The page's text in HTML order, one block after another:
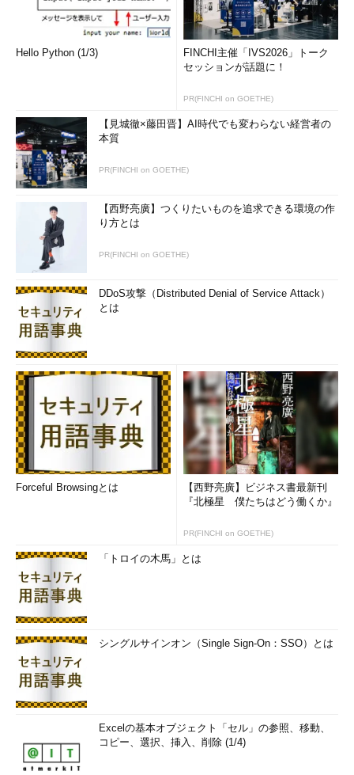
た。将来デバイス・ドライバのバージョンが更新
されれば、利用できるようになる可能性がある。
GPUが利用できないシステムの場合はこ
のように、チェック・ボックスがオンになり、さ
らにこの項目自体がグレーアウトしていて、変更
GPUの有無でどの程度描画速度に差が出るかは実行するWebア
プリケーションに大きく依存する。動画や（SVGによる）3Dな
どを利用していないWebサイトならば、GPUがなくてもほとんど
差は出ない。以下は前回紹介した、IE9関連の情報サイトであ
る。このページの右下にある「注目のサイト」というリンクに、
速度テストのためのサイトがいくつか登録されている。
Beauty of the Web（IE9向け特設サイト）
この中からいくつかのサイトを使って速度を測定してみよう。
WebVizBenchの実行例
これは「 WebVizBench
」サイトの実行例。CPUは
Core i7-950、GPUはRadeon HD6850を利用し、
GPU機能をオン／オフして速度を測定した。
結果は次の通りである。
テスト・サイ
ト
WebVizBench
スコア6630
スコア4160
サイズ：900×601ドット、
Fish Tank
Demo
分、613回転
／分
分、610回転
／分
種類の絵柄を回転させるテス
ト
IE9の描画速度の測定結果
Hello Python (1/3)
FINCHI主催「IVS2026」トーク
セッションが話題に！
PR(FINCHI on GOETHE)
【見城徹×藤田晋】AI時代でも変わらない経営者の
本質
PR(FINCHI on GOETHE)
【西野亮廣】つくりたいものを追求できる環境の作
り方とは
PR(FINCHI on GOETHE)
DDoS攻撃（Distributed Denial of Service Attack）
とは
Forceful Browsingとは
【西野亮廣】ビジネス書最新刊
『北極星 僕たちはどう働くか』
PR(FINCHI on GOETHE)
「トロイの木馬」とは
シングルサインオン（Single Sign-On：SSO）とは
Excelの基本オブジェクト「セル」の参照、移動、
コピー、選択、挿入、削除 (1/4)